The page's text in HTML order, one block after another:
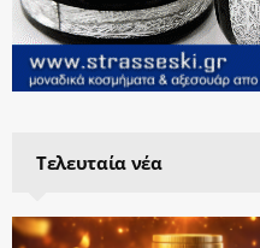
Τελευταία νέα